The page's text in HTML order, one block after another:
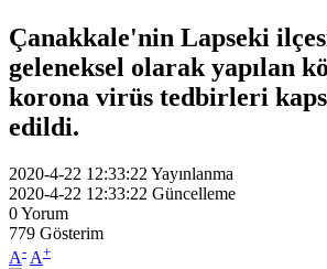
Çanakkale'nin Lapseki
geleneksel olarak yapılan
korona virüs tedbirleri
edildi.
2020-4-22 12:33:22 Yayınlanma
2020-4-22 12:33:22 Güncelleme
0Yorum
779 Gösterim
A- A+